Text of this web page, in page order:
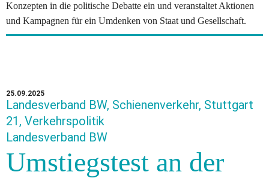
Konzepten in die politische Debatte ein und veranstaltet Aktionen
und Kampagnen für ein Umdenken von Staat und Gesellschaft.
25.09.2025
Landesverband BW, Schienenverkehr, Stuttgart
21, Verkehrspolitik
Landesverband BW
Umstiegstest an der